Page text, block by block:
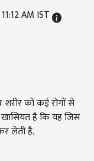
AM IST
को कई रोगों से
है कि यह जिस
लेती है.